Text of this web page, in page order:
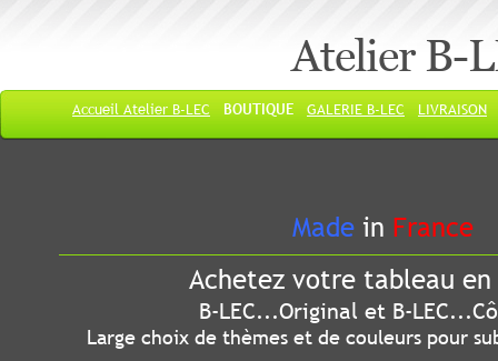
Atelier B-
Accueil Atelier B-LEC BOUTIQUE GALERIE B-LEC LIVRAISON
Made in France
Achetez votre tableau
B-LEC...Original et B-
Large choix de thèmes et de couleurs pour